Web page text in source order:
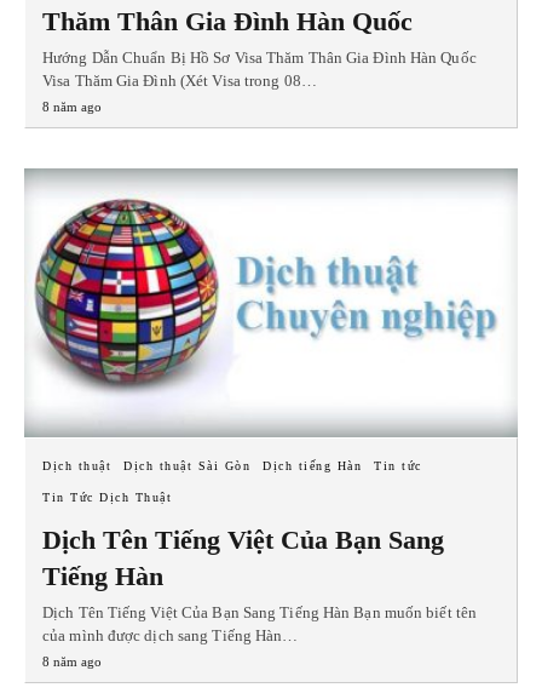
Thăm Thân Gia Đình Hàn Quốc
Hướng Dẫn Chuẩn Bị Hồ Sơ Visa Thăm Thân Gia Đình Hàn Quốc
Visa Thăm Gia Đình (Xét Visa trong 08…
8 năm ago
Dịch thuật Dịch thuật Sài Gòn Dịch tiếng Hàn Tin tức
Tin Tức Dịch Thuật
Dịch Tên Tiếng Việt Của Bạn Sang
Tiếng Hàn
Dịch Tên Tiếng Việt Của Bạn Sang Tiếng Hàn Bạn muốn biết tên
của mình được dịch sang Tiếng Hàn…
8 năm ago